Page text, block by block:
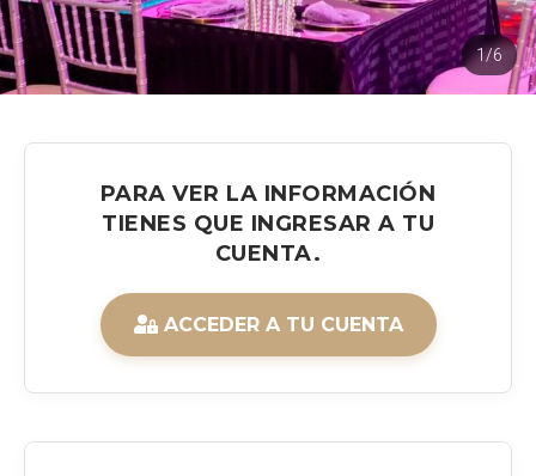
1/6
PARA VER LA INFORMACIÓN
TIENES QUE INGRESAR A TU
CUENTA.
ACCEDER A TU CUENTA